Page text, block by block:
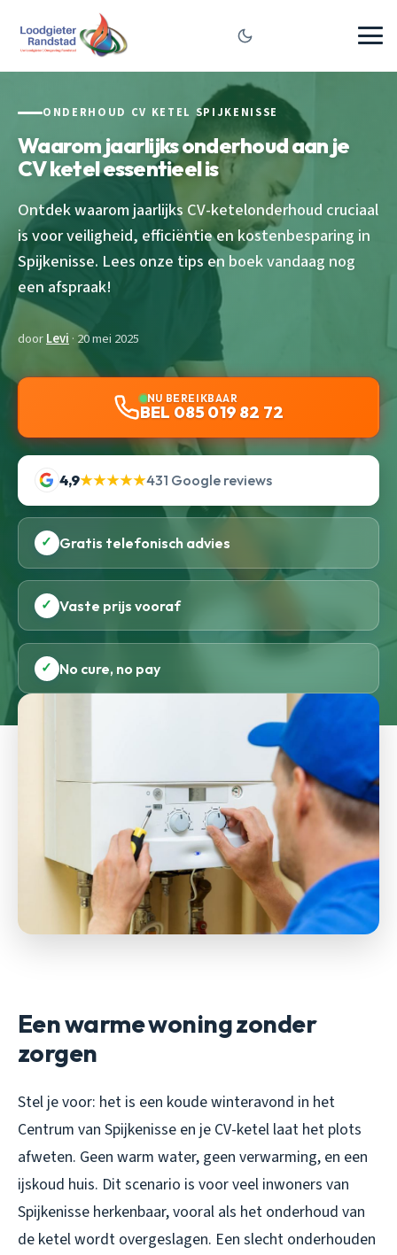
ONDERHOUD CV KETEL SPIJKENISSE
Waarom jaarlijks onderhoud aan je
CV ketel essentieel is
Ontdek waarom jaarlijks CV-ketelonderhoud cruciaal
is voor veiligheid, efficiëntie en kostenbesparing in
Spijkenisse. Lees onze tips en boek vandaag nog
een afspraak!
doorLevi · 20 mei 2025
NU BEREIKBAAR
BEL 085 019 82 72
4,9★★★★★431 Google reviews
✓ Gratis telefonisch advies
✓ Vaste prijs vooraf
✓ No cure, no pay
Een warme woning zonder
zorgen
Stel je voor: het is een koude winteravond in het
Centrum van Spijkenisse en je CV-ketel laat het plots
afweten. Geen warm water, geen verwarming, en een
ijskoud huis. Dit scenario is voor veel inwoners van
Spijkenisse herkenbaar, vooral als het onderhoud van
de ketel wordt overgeslagen. Een slecht onderhouden